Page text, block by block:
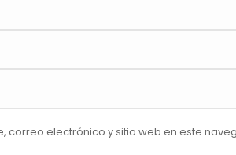
correo electrónico y sitio web en este